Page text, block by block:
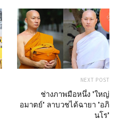
NEXT POST
ช่างภาพมือหนึ่ง "ใหญ่
อมาตย์" ลาบวชได้ฉายา "อภิ
นโร"